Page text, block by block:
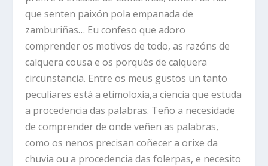
que senten paixón pola empanada de
zamburiñas… Eu confeso que adoro
comprender os motivos de todo, as razóns de
calquera cousa e os porqués de calquera
circunstancia. Entre os meus gustos un tanto
peculiares está a etimoloxía,a ciencia que estuda
a procedencia das palabras. Teño a necesidade
de comprender de onde veñen as palabras,
como os nenos precisan coñecer a orixe da
chuvia ou a procedencia das folerpas, e necesito